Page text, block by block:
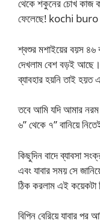
থেকে শকুনের চোখ কাজ
ফেলেছে! kochi
শ্বশুর মশাইয়ের বয়স ৪৬
দেখলাম বেশ বড়ই আছে।
ব্যাবহার হয়নি তাই হয়ত
তবে আমি যদি আমার
৬” থেকে ৭” বানিয়ে
কিছুদিন বাদে ব্যাবসা
এবং যাবার সময় সে
ঠিক করলাম এই কয়েকটা
বিপিন বেরিয়ে যাবার